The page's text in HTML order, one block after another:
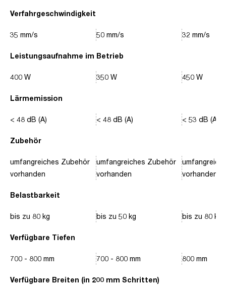
Verfahrgeschwindigkeit
Leistungsaufnahme im Betrieb
Lärmemission
Zubehör
Belastbarkeit
Verfügbare Tiefen
Verfügbare Breiten (in 200 mm Schritten)
35 mm/s
400 W
< 48 dB (A)
umfangreiches Zubehör
vorhanden
bis zu 80 kg
700 - 800 mm
50 mm/s
350 W
< 48 dB (A)
umfangreiches Zubehör
vorhanden
bis zu 50 kg
700 - 800 mm
32 mm/s
450 W
< 53 dB (A)
vorhanden
bis zu 80 kg
800 mm